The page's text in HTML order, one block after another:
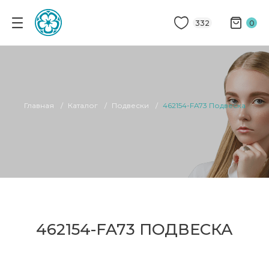
332 0
Главная Каталог Подвески 462154-FA73 Подвеска
462154-FA73 ПОДВЕСКА